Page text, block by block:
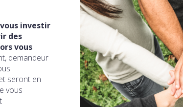
investir
des
vous
demandeur
seront en
vous